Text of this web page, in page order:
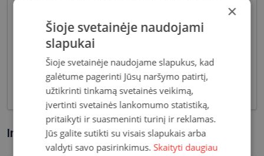
dizaino elementais, suteikiančiais harmoningą bei
moterišką įvaizdį. Šiandien dienai stilių bei medžiagų
įvairovė leidžia akinių dizaineriams pristatyti Jums
tiek klasikinių, tiek netikėčiausių ir drąsiausių
sprendimų akinių rėmelių. Tai ne tik regėjimo
korekcija, tačiau ir stilingas kasdieninės išvaizdos
akcentas.
Informacija apie prekę
×
Šioje svetainėje naudojami
slapukai
Šioje svetainėje naudojame slapukus, kad
galėtume pagerinti Jūsų naršymo patirtį,
užtikrinti tinkamą svetainės veikimą,
įvertinti svetainės lankomumo statistiką,
pritaikyti ir suasmeninti turinį ir reklamas.
Jūs galite sutikti su visais slapukais arba
valdyti savo pasirinkimus. Skaityti daugiau